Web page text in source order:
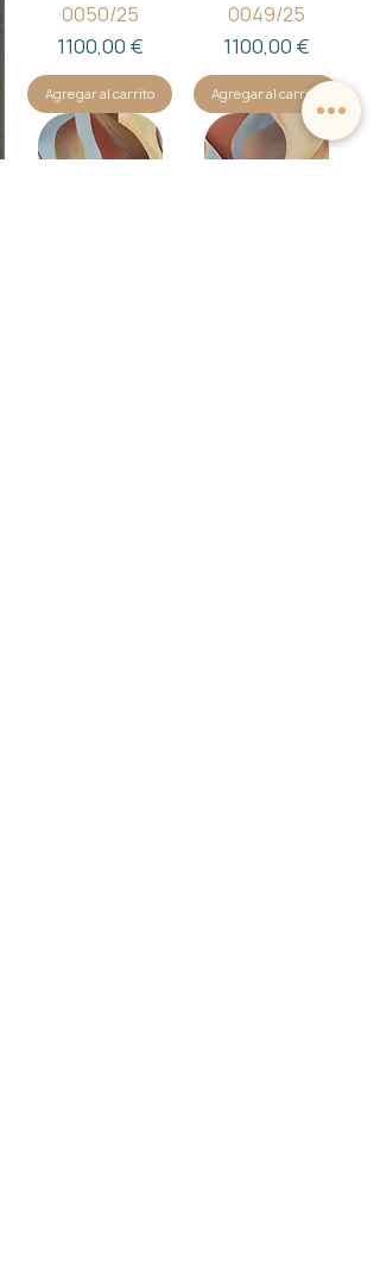
0050/25
Precio
1100,00 €
Agregar al carrito
0049/25
Precio
1100,00 €
Agregar al carrito